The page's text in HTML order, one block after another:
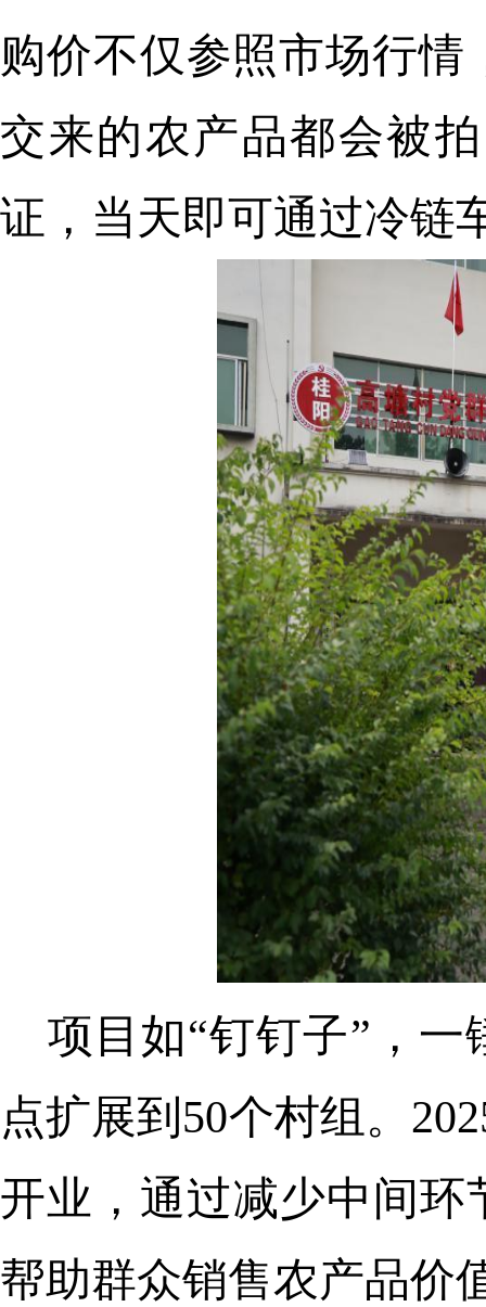
购价不仅参照市场行
交来的农产品都会被
证，当天即可通过冷链
项目如“钉钉子”，
点扩展到50个村组。
开业，通过减少中间环
帮助群众销售农产品价